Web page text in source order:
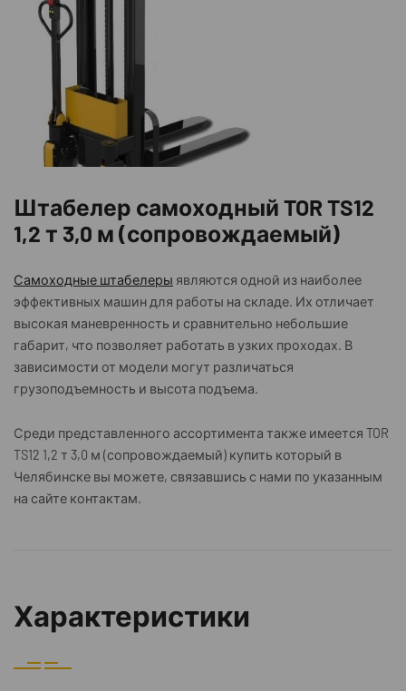
Штабелер самоходный TOR TS12
1,2 т 3,0 м (сопровождаемый)
Самоходные штабелеры являются одной из наиболее
эффективных машин для работы на складе. Их отличает
высокая маневренность и сравнительно небольшие
габарит, что позволяет работать в узких проходах. В
зависимости от модели могут различаться
грузоподъемность и высота подъема.
Среди представленного ассортимента также имеется TOR
TS12 1,2 т 3,0 м (сопровождаемый) купить который в
Челябинске вы можете, связавшись с нами по указанным
на сайте контактам.
Характеристики